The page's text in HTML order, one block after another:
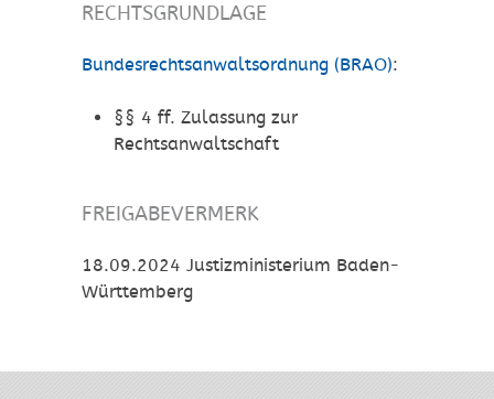
RECHTSGRUNDLAGE
Bundesrechtsanwaltsordnung (BRAO):
§§ 4 ff. Zulassung zur
Rechtsanwaltschaft
FREIGABEVERMERK
18.09.2024 Justizministerium Baden-
Württemberg